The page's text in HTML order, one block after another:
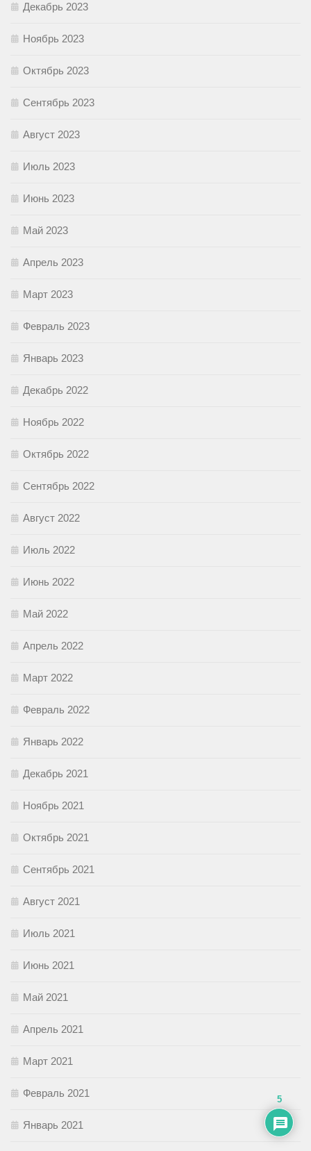
Декабрь 2023
Ноябрь 2023
Октябрь 2023
Сентябрь 2023
Август 2023
Июль 2023
Июнь 2023
Май 2023
Апрель 2023
Март 2023
Февраль 2023
Январь 2023
Декабрь 2022
Ноябрь 2022
Октябрь 2022
Сентябрь 2022
Август 2022
Июль 2022
Июнь 2022
Май 2022
Апрель 2022
Март 2022
Февраль 2022
Январь 2022
Декабрь 2021
Ноябрь 2021
Октябрь 2021
Сентябрь 2021
Август 2021
Июль 2021
Июнь 2021
Май 2021
Апрель 2021
Март 2021
Февраль 2021
Январь 2021
5